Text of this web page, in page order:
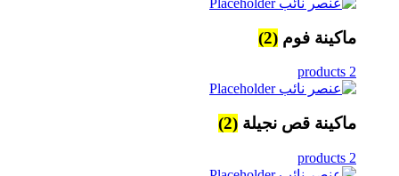
ماكينة فوم (2)
2 products
ماكينة قص نجيلة (2)
2 products